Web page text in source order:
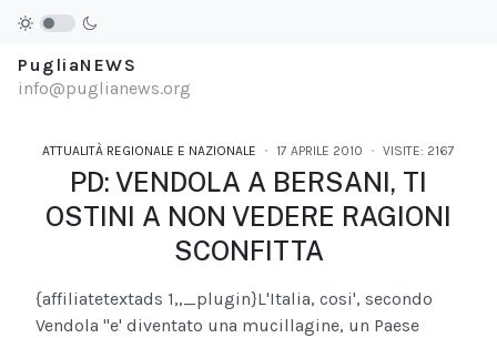
PugliaNEWS
info@puglianews.org
ATTUALITÀ REGIONALE E NAZIONALE 17 APRILE 2010 VISITE: 2167
PD: VENDOLA A BERSANI, TI
OSTINI A NON VEDERE RAGIONI
SCONFITTA
{affiliatetextads 1,,_plugin}L'Italia, cosi', secondo
Vendola ''e' diventato una mucillagine, un Paese